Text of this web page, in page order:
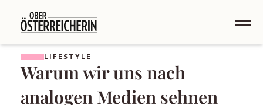
LIFESTYLE
Warum wir uns nach
analogen Medien sehnen